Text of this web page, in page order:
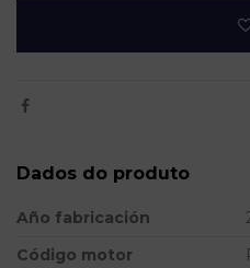
Dados do produto
Año fabricación
Código motor